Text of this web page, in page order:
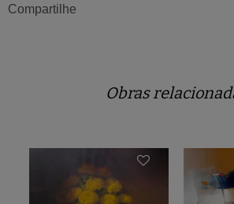
Compartilhe
Obras